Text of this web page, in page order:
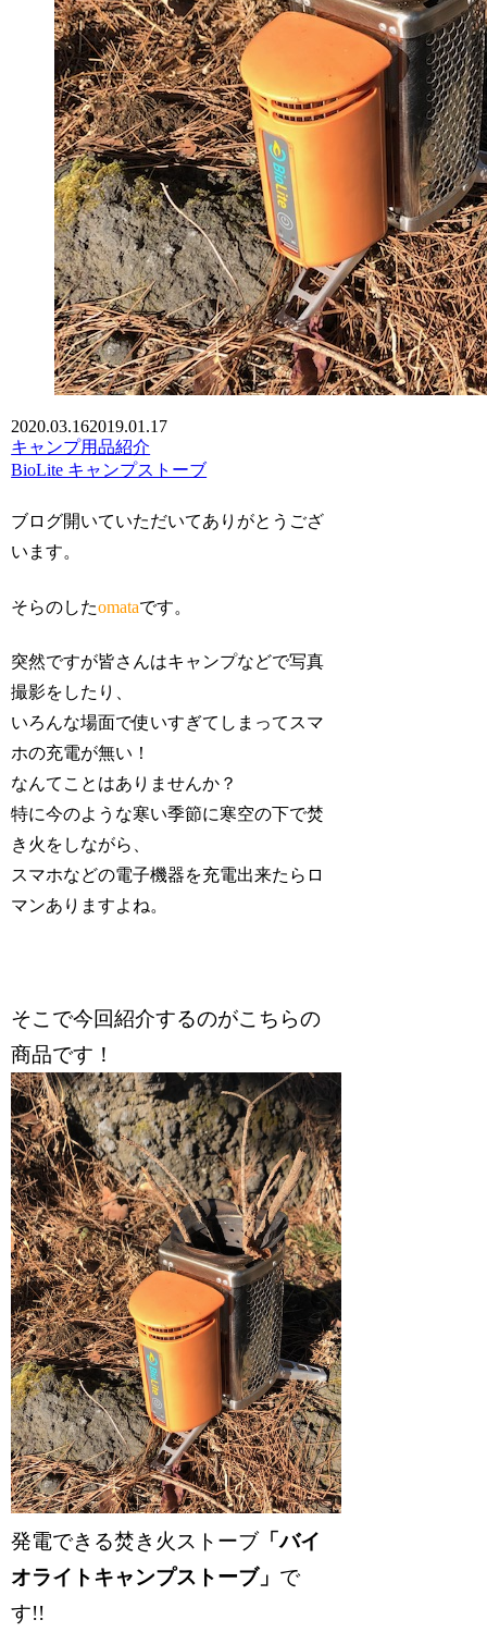
2020.03.162019.01.17
キャンプ用品紹介
BioLite キャンプストーブ
ブログ開いていただいてありがとうござ
います。
そらのしたomataです。
突然ですが皆さんはキャンプなどで写真
撮影をしたり、
いろんな場面で使いすぎてしまってスマ
ホの充電が無い！
なんてことはありませんか？
特に今のような寒い季節に寒空の下で焚
き火をしながら、
スマホなどの電子機器を充電出来たらロ
マンありますよね。
そこで今回紹介するのがこちらの
商品です！
発電できる焚き火ストーブ「バイ
オライトキャンプストーブ」 で
す!!